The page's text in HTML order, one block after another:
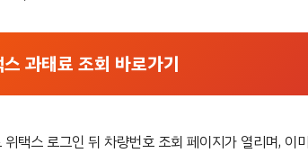
과태료 조회 바로가기
택스 로그인 뒤 차량번호 조회 페이지가 열리며, 이